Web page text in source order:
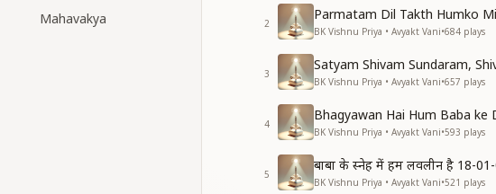
Mahavakya
अब खुद को सर्व खजानों से सम्पन्न बनाना है
अब खुद को सर्व खजानों से सम्पन्न बनाना है
ज्ञान का खजाना जीवनमुक्ती दिलाये ये व्यर्थ
योग के खजाने से सर्व शक्तियां पाना है
दिव्य गुणों की धारणा से जीवन बनाना है
लक्ष्य और लक्षण को एक समान बनाना है
अब खुद को सर्व खजानों से सम्पन्न बनाना है
2
Parmatam Dil Takth Humko
BK Vishnu Priya • Avyakt Vani•684 plays
3
Satyam Shivam Sundaram,
BK Vishnu Priya • Avyakt Vani•657 plays
4
Bhagyawan Hai Hum Baba ke
BK Vishnu Priya • Avyakt Vani•593 plays
5
बाबा के स्नेह में हम लवलीन है 18-
BK Vishnu Priya • Avyakt Vani•521 plays